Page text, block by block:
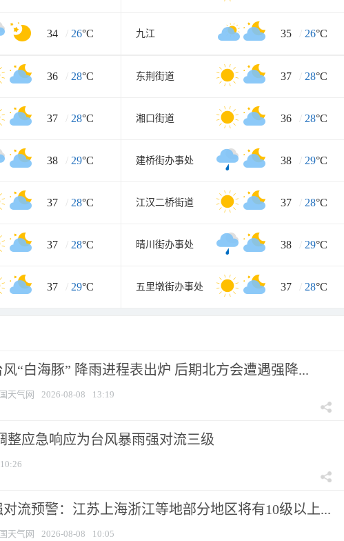
34 / 26°C 九江 35 / 26°C
36 / 28°C 东荆街道 37 / 28°C
37 / 28°C 湘口街道 36 / 28°C
38 / 29°C 建桥街办事处 38 / 29°C
37 / 28°C 江汉二桥街道 37 / 28°C
37 / 28°C 晴川街办事处 38 / 29°C
37 / 29°C 五里墩街办事处 37 / 28°C
风“白海豚” 降雨进程表出炉 后期北方会遭遇强降...
天气网 2026-08-08 13:19
整应急响应为台风暴雨强对流三级
10:26
对流预警：江苏上海浙江等地部分地区将有10级以上...
天气网 2026-08-08 10:05